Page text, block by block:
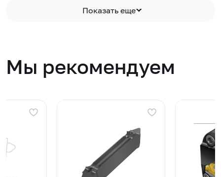
Показать еще
Мы рекомендуем